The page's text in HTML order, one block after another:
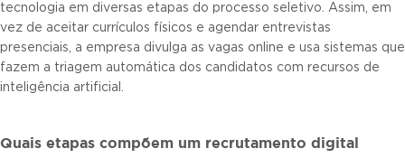
tecnologia em diversas etapas do processo seletivo. Assim, em
vez de aceitar currículos físicos e agendar entrevistas
presenciais, a empresa divulga as vagas online e usa sistemas que
fazem a triagem automática dos candidatos com recursos de
inteligência artificial.
Quais etapas compõem um recrutamento digital